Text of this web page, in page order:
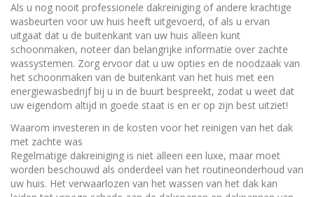
Als u nog nooit professionele dakreiniging of andere krachtige
wasbeurten voor uw huis heeft uitgevoerd, of als u ervan
uitgaat dat u de buitenkant van uw huis alleen kunt
schoonmaken, noteer dan belangrijke informatie over zachte
wassystemen. Zorg ervoor dat u uw opties en de noodzaak van
het schoonmaken van de buitenkant van het huis met een
energiewasbedrijf bij u in de buurt bespreekt, zodat u weet dat
uw eigendom altijd in goede staat is en er op zijn best uitziet!
Waarom investeren in de kosten voor het reinigen van het dak
met zachte was
Regelmatige dakreiniging is niet alleen een luxe, maar moet
worden beschouwd als onderdeel van het routineonderhoud van
uw huis. Het verwaarlozen van het wassen van het dak kan